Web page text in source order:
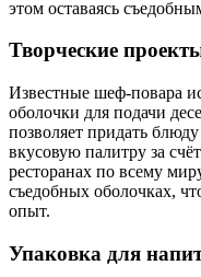
этом оставаясь
Творческие
Известные шеф-повара
оболочки для подачи
позволяет придать
вкусовую палитру за
ресторанах по всему
съедобных оболочках,
опыт.
Упаковка для